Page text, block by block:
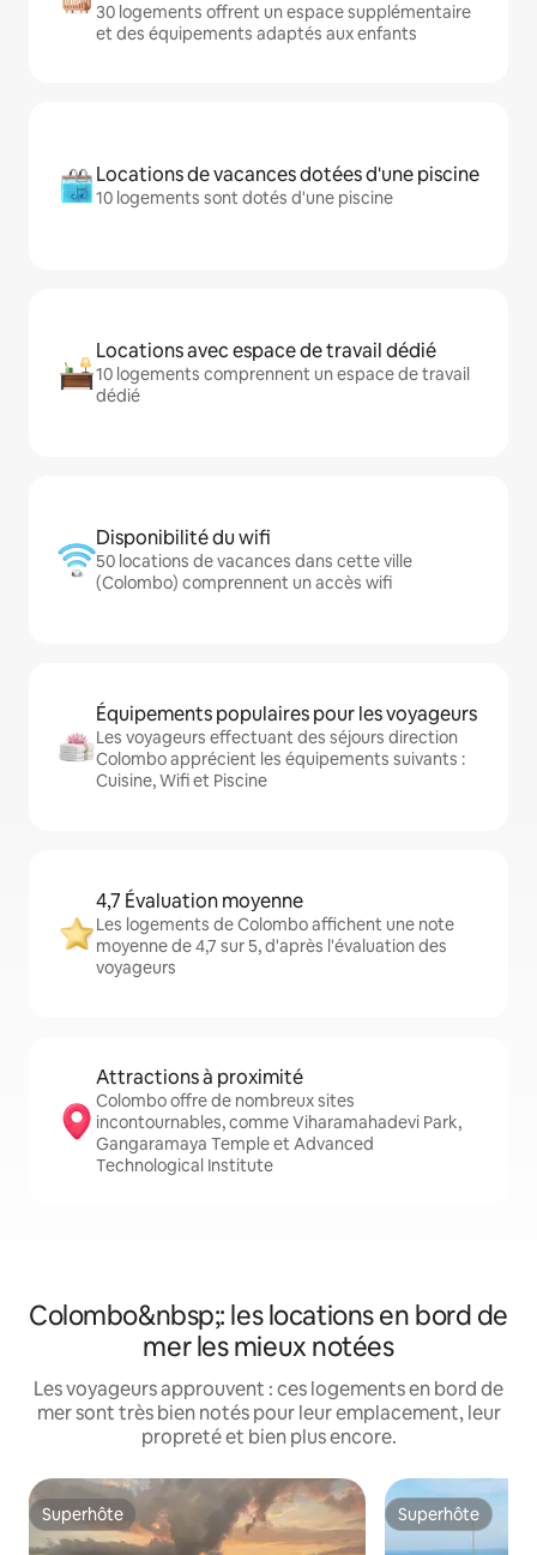
30 logements offrent un espace supplémentaire
et des équipements adaptés aux enfants
Locations de vacances dotées d'une piscine
10 logements sont dotés d'une piscine
Locations avec espace de travail dédié
10 logements comprennent un espace de travail
dédié
Disponibilité du wifi
50 locations de vacances dans cette ville
(Colombo) comprennent un accès wifi
Équipements populaires pour les voyageurs
Les voyageurs effectuant des séjours direction
Colombo apprécient les équipements suivants :
Cuisine, Wifi et Piscine
4,7 Évaluation moyenne
Les logements de Colombo affichent une note
moyenne de 4,7 sur 5, d'après l'évaluation des
voyageurs
Attractions à proximité
Colombo offre de nombreux sites
incontournables, comme Viharamahadevi Park,
Gangaramaya Temple et Advanced
Technological Institute
Colombo&nbsp;: les locations en bord de
mer les mieux notées
Les voyageurs approuvent : ces logements en bord de
mer sont très bien notés pour leur emplacement, leur
propreté et bien plus encore.
Superhôte
Superhôte Superhôte
Superhôte